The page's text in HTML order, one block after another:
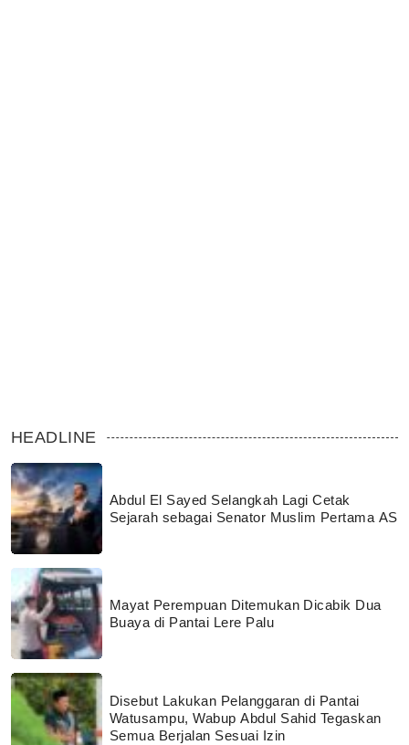
HEADLINE
Abdul El Sayed Selangkah Lagi Cetak
Sejarah sebagai Senator Muslim Pertama AS
Mayat Perempuan Ditemukan Dicabik Dua
Buaya di Pantai Lere Palu
Disebut Lakukan Pelanggaran di Pantai
Watusampu, Wabup Abdul Sahid Tegaskan
Semua Berjalan Sesuai Izin